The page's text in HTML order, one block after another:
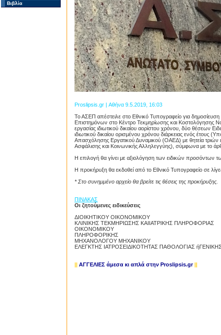
Βιβλία
Proslipsis.gr | Αθήνα 9.5.2019, 16:03
Το ΑΣΕΠ απέστειλε στο Εθνικό Τυπογραφείο για
Επιστημόνων στο Κέντρο Τεκμηρίωσης και
εργασίας ιδιωτικού δικαίου αορίστου χρόνου, δύο θέσεων
ιδιωτικού δικαίου ορισμένου χρόνου διάρκειας ενός έτους
Απασχόλησης Εργατικού Δυναμικού (ΟΑΕΔ) με θητεία
Ασφάλισης και Κοινωνικής Αλληλεγγύης), σύμφωνα με το
H επιλογή θα γίνει με αξιολόγηση των ειδικών
Η προκήρυξη θα εκδοθεί από το Εθνικό Τυπογραφείο σε
* Στο συνημμένο αρχείο θα βρείτε τις θέσεις της προκήρυξης.
ΠΙΝΑΚΑΣ
Οι ζητούμενες ειδικεύσεις
ΔΙΟΙΚΗΤΙΚΟΥ ΟΙΚΟΝΟΜΙΚΟΥ
ΚΛΙΝΙΚΗΣ ΤΕΚΜΗΡΙΩΣΗΣ ΚΑΙΙΑΤΡΙΚΗΣ ΠΛΗΡΟΦΟΡΙΑΣ
ΟΙΚΟΝΟΜΙΚΟΥ
ΠΛΗΡΟΦΟΡΙΚΗΣ
ΜΗΧΑΝΟΛΟΓΟΥ ΜΗΧΑΝΙΚΟΥ
ΕΛΕΓΚΤΗΣ ΙΑΤΡΟΣΕΙΔΙΚΟΤΗΤΑΣ ΠΑΘΟΛΟΓΙΑΣ ήΓΕΝΙΚΗΣ
|| ΑΓΓΕΛΙΕΣ άμεσα κι απλά στην Proslipsis.gr ||